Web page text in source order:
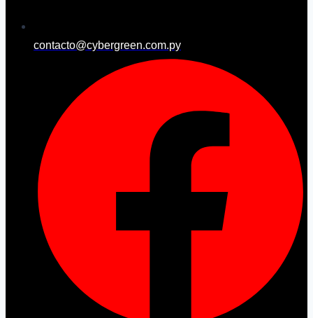
contacto@cybergreen.com.py